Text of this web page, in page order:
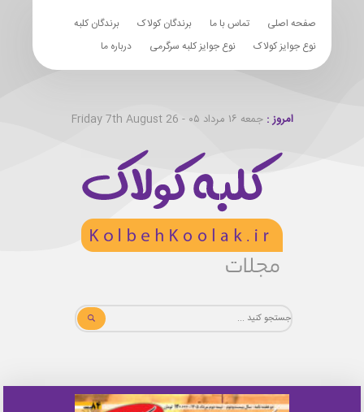
صفحه اصلی تماس با ما برندگان کولاک
برندگان کلبه
نوع جوایز کولاک
نوع جوایز کلبه سرگرمی درباره ما
امروز :جمعه ۱۶ مرداد ۰۵ - Friday 7th August 26